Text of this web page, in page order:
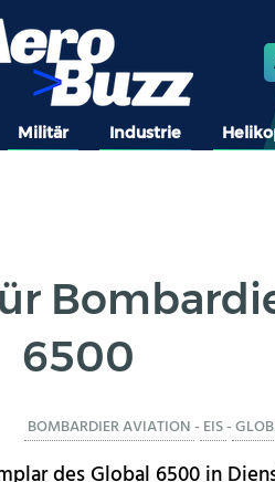
Militär Industrie
6500
BOMBARDIER AVIATION- EIS-